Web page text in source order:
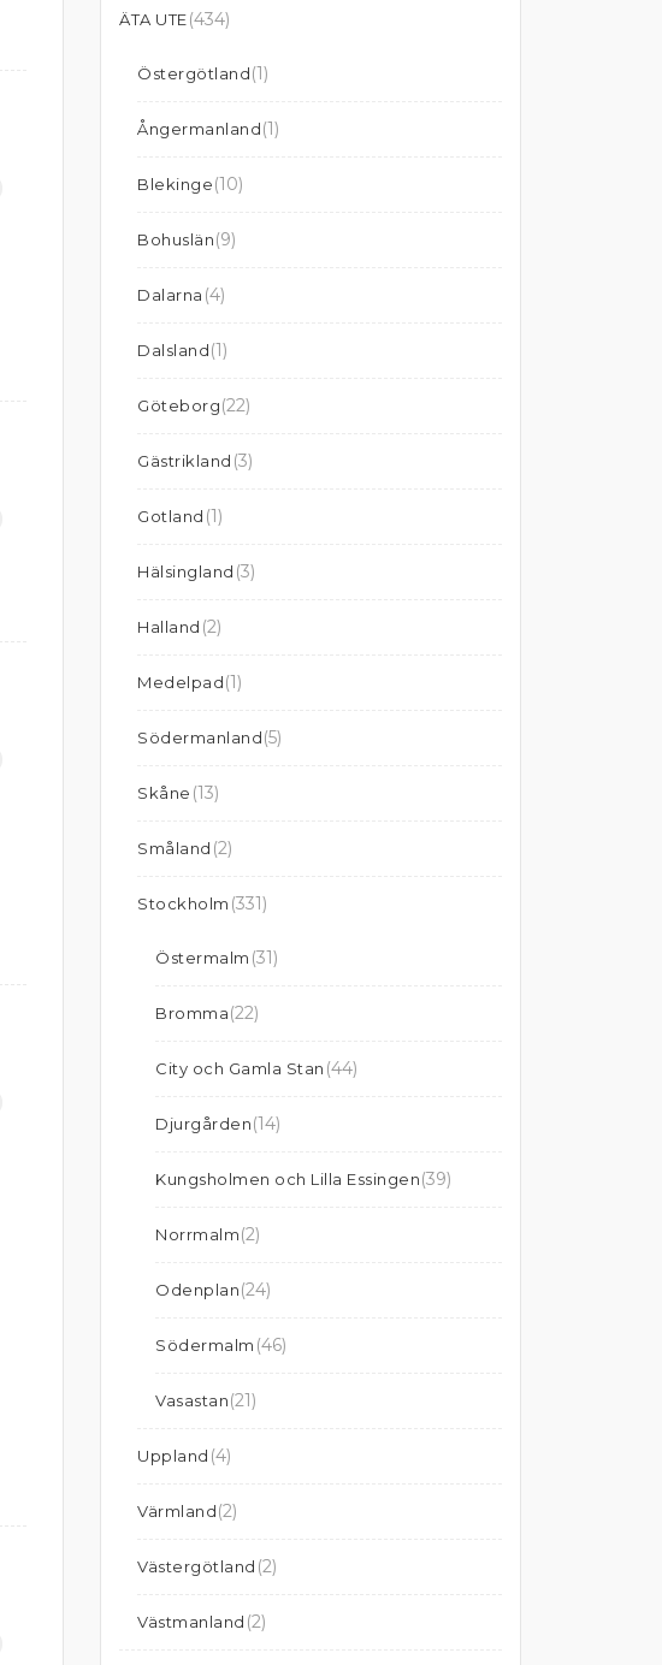
ÄTA UTE(434)
Östergötland(1)
Ångermanland(1)
Blekinge(10)
Bohuslän(9)
Dalarna (4)
Dalsland(1)
Göteborg(22)
Gästrikland (3)
Gotland (1)
Hälsingland (3)
Halland (2)
Medelpad(1)
Södermanland(5)
Skåne (13)
Småland (2)
Stockholm (331)
Östermalm (31)
Bromma(22)
City och Gamla Stan (44)
Djurgården(14)
Kungsholmen och Lilla Essingen(39)
Norrmalm(2)
Odenplan(24)
Södermalm (46)
Vasastan(21)
Uppland (4)
Värmland(2)
Västergötland (2)
Västmanland (2)